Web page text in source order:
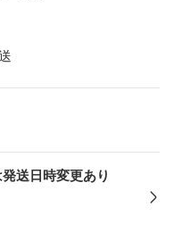
ュラル系 モデル系 ガ
複数商品 まとめ お得
ネス系 ヤンキー系 おじ
スト系 キャバ 清楚系
定の以下の様なクーポ
送日時変更あり